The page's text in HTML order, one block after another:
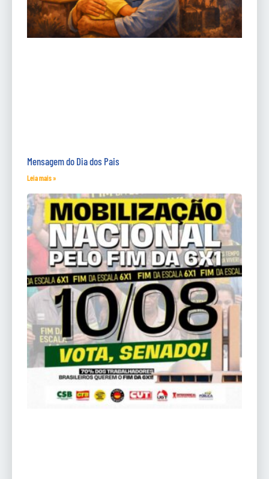
Mensagem do Dia dos Pais
Leia mais »